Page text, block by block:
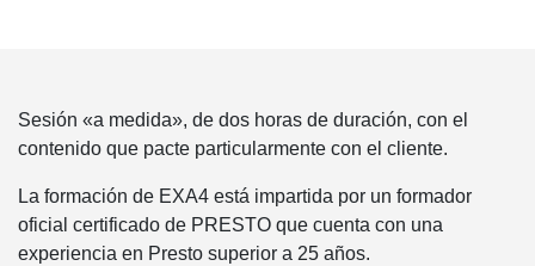
Sesión «a medida», de dos horas de duración, con el
contenido que pacte particularmente con el cliente.
La formación de EXA4 está impartida por un formador
oficial certificado de PRESTO que cuenta con una
experiencia en Presto superior a 25 años.